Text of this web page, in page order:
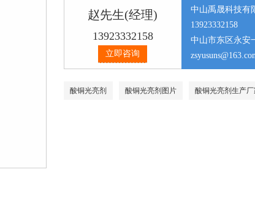
赵先生(经理)
13923332158
立即咨询
中山禹晟科技有
13923332158
中山市东区永安
之三
酸铜光亮剂 酸铜光亮剂图片 酸铜光亮剂生产厂